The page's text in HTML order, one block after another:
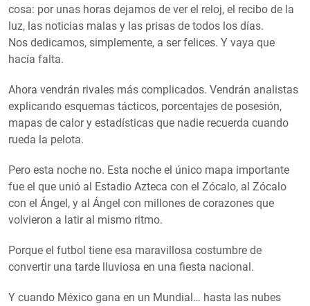
cosa: por unas horas dejamos de ver el reloj, el recibo de la
luz, las noticias malas y las prisas de todos los días.
Nos dedicamos, simplemente, a ser felices. Y vaya que
hacía falta.
Ahora vendrán rivales más complicados. Vendrán analistas
explicando esquemas tácticos, porcentajes de posesión,
mapas de calor y estadísticas que nadie recuerda cuando
rueda la pelota.
Pero esta noche no. Esta noche el único mapa importante
fue el que unió al Estadio Azteca con el Zócalo, al Zócalo
con el Ángel, y al Ángel con millones de corazones que
volvieron a latir al mismo ritmo.
Porque el futbol tiene esa maravillosa costumbre de
convertir una tarde lluviosa en una fiesta nacional.
Y cuando México gana en un Mundial… hasta las nubes